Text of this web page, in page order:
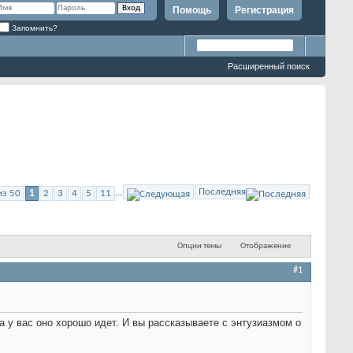
Регистрация
Помощь
Запомнить?
Расширенный поиск
50 1 2 3 4 5 11 ... Последняя
Опции темы Отображение
#1
вас оно хорошо идет. И вы рассказываете с энтузиазмом о